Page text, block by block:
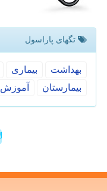
تگهای پاراسول
بهداشت بیماری
بیمارستان
آموزش